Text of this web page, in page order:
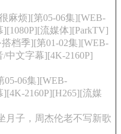
麻烦][第05-06集][WEB-
流媒体][ParkTV]
档季][第01-02集][WEB-
中文字幕][4K-2160P]
06集][WEB-
2160P][H265][流媒
月子，周杰伦老不写新歌